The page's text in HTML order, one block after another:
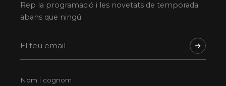
Rep la programació i les novetats de temporada
abans que ningú.